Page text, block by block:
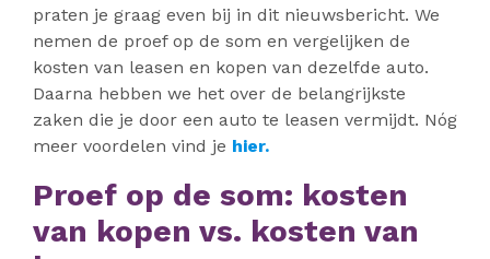
praten je graag even bij in dit nieuwsbericht. We
nemen de proef op de som en vergelijken de
kosten van leasen en kopen van dezelfde auto.
Daarna hebben we het over de belangrijkste
zaken die je door een auto te leasen vermijdt. Nóg
meer voordelen vind je hier.
Proef op de som: kosten
van kopen vs. kosten van